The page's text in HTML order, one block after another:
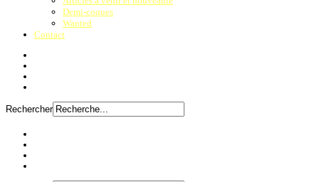
Demi-coques
Wanted
Contact
Rechercher